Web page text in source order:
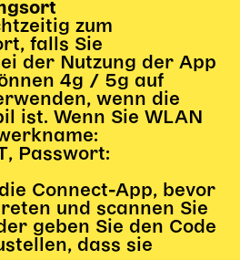
Institutionen
zum
falls Sie
der Nutzung der App
4g / 5g auf
wenn die
ist. Wenn Sie WLAN
Passwort:
Connect-App, bevor
und scannen Sie
geben Sie den Code
dass sie